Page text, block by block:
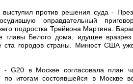
против решения суда -
оправдательный
подростка Трейвона Мартина.
главы Белого дома, идущее
ста городов страны. Минюст США
в Москве согласовала план
итогам состоявшейся в Москве